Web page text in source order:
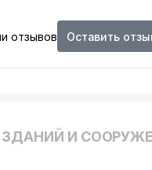
отзывов Оставить
И